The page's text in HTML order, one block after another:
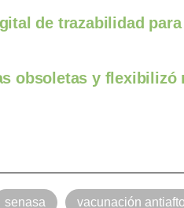
de trazabilidad
obsoletas y flexibilizó
senasa vacunación